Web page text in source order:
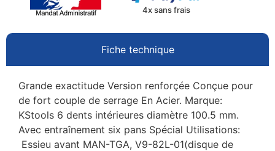
4x sans frais
Fiche technique
Grande exactitude Version renforçée Conçue pour
de fort couple de serrage En Acier. Marque:
KStools 6 dents intérieures diamètre 100.5 mm.
Avec entraînement six pans Spécial Utilisations:
Essieu avant MAN-TGA, V9-82L-01(disque de